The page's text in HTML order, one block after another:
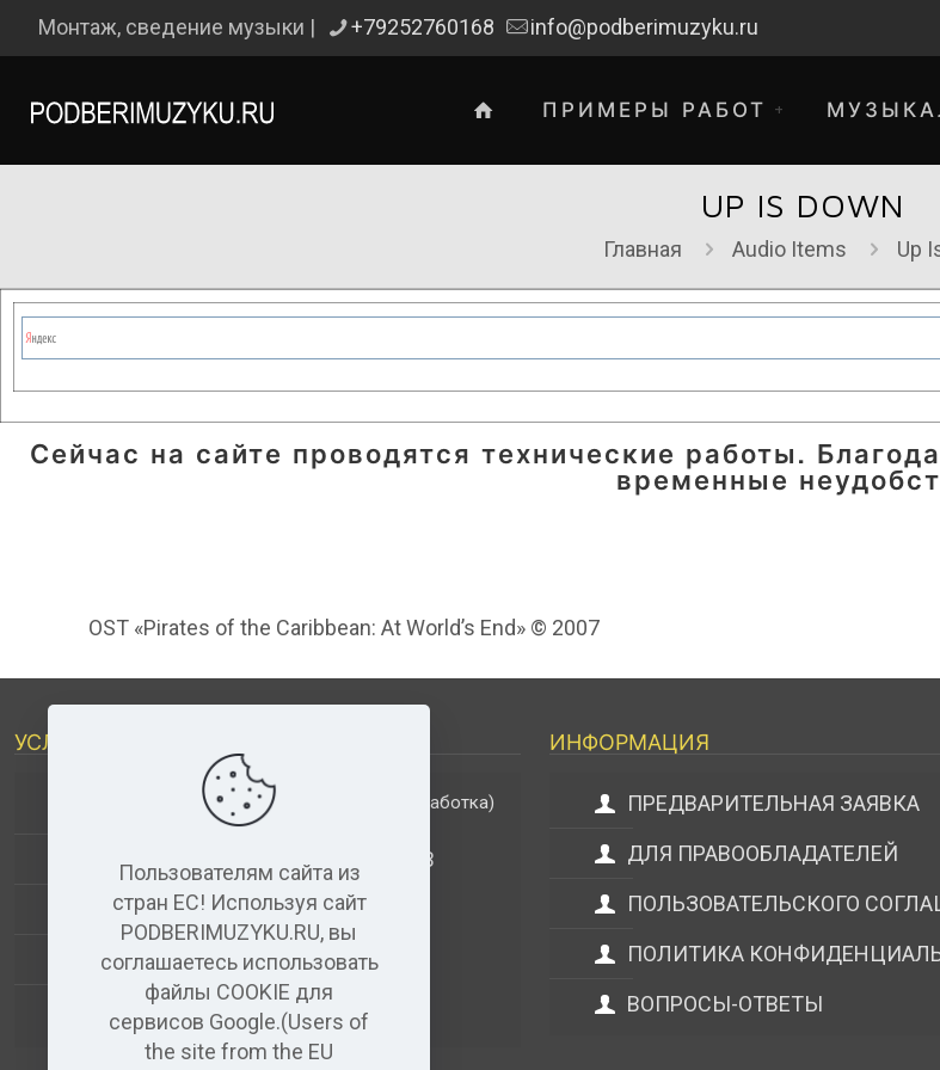
Монтаж, сведение музыки | +79252760168 info@podberimuzyku.ru
ПРИМЕРЫ РАБОТ
UP IS DOWN
Главная Audio Items Up
Сейчас на сайте проводятся технические работы.
временные
OST «Pirates of the Caribbean: At World’s End» © 2007
УСЛУГИ
ДОПОЛНИТЕЛЬНЫЕ УСЛУГИ (обработка)
АНАЛИЗ МУЗЫКАЛЬНЫХ ТРЕКОВ
ВИДЕО+АУДИО
УСЛУГИ ЗВУКОЗАПИСИ
АУДИО РЕДАКТОР(бесплатный)
ИНФОРМАЦИЯ
ПРЕДВАРИТЕЛЬНАЯ ЗАЯВКА
ДЛЯ ПРАВООБЛАДАТЕЛЕЙ
ПОЛЬЗОВАТЕЛЬСКОГО
ПОЛИТИКА
ВОПРОСЫ-ОТВЕТЫ
Пользователям сайта из
стран ЕС! Используя сайт
PODBERIMUZYKU.RU, вы
соглашаетесь использовать
файлы COOKIE для
сервисов Google.(Users of
the site from the EU